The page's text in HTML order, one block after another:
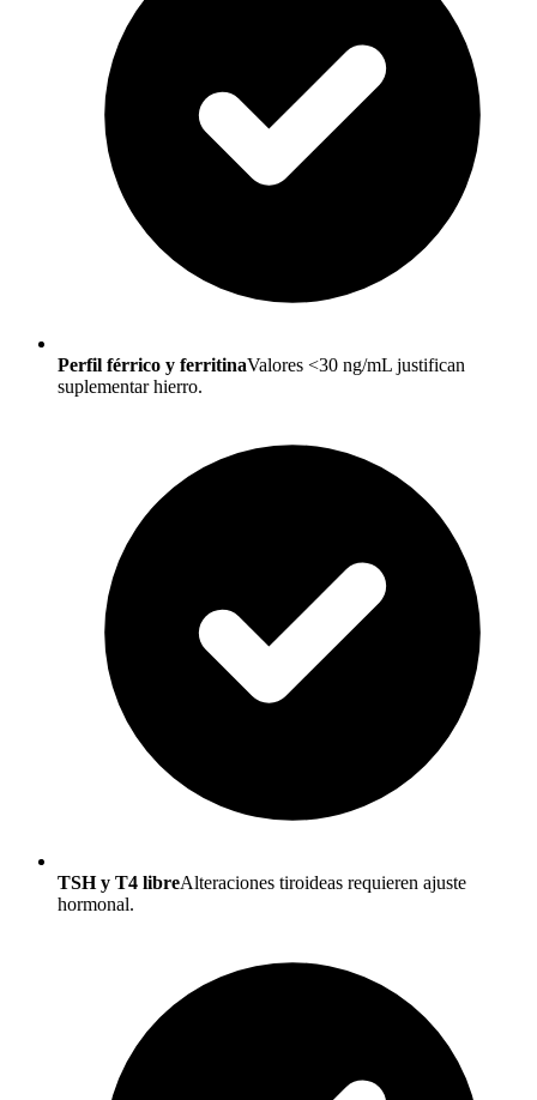
Perfil férrico y ferritinaValores <30 ng/mL justifican
suplementar hierro.
TSH y T4 libreAlteraciones tiroideas requieren ajuste
hormonal.